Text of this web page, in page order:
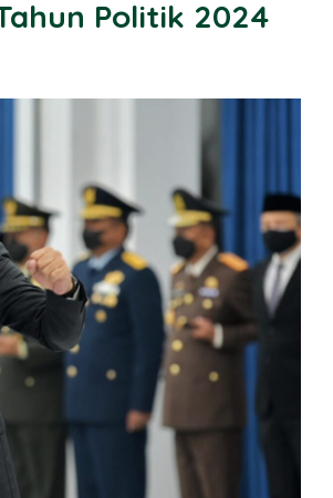
Politik 2024